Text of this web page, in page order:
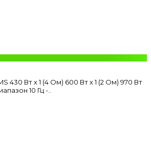
430 Вт х 1 (4 Ом) 600 Вт х 1 (2 Ом) 970 Вт
10 Гц -..